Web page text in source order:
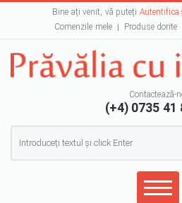
Bine ați venit, vă puteți Autentifica
Comenzile mele
Produse dorite
Contactează-
(+4) 0735 41
Formular de căutare